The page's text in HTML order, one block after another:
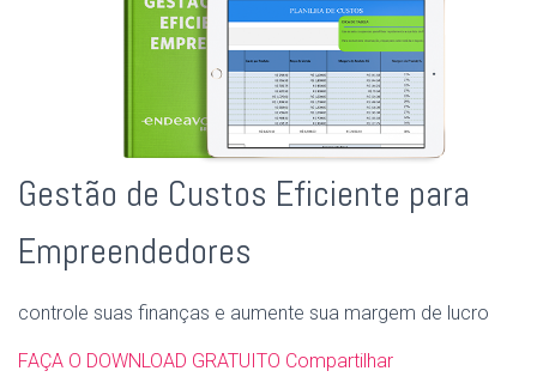
Gestão de Custos Eficiente para
Empreendedores
controle suas finanças e aumente sua margem de lucro
FAÇA O DOWNLOAD GRATUITO Compartilhar